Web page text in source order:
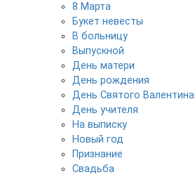
8 Марта
Букет невесты
В больницу
Выпускной
День матери
День рождения
День Святого Валентина
День учителя
На выписку
Новый год
Признание
Свадьба